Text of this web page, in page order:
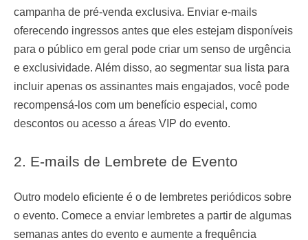
campanha de pré-venda exclusiva. Enviar e-mails
oferecendo ingressos antes que eles estejam disponíveis
para o público em geral pode criar um senso de urgência
e exclusividade. Além disso, ao segmentar sua lista para
incluir apenas os assinantes mais engajados, você pode
recompensá-los com um benefício especial, como
descontos ou acesso a áreas VIP do evento.
2. E-mails de Lembrete de Evento
Outro modelo eficiente é o de lembretes periódicos sobre
o evento. Comece a enviar lembretes a partir de algumas
semanas antes do evento e aumente a frequência